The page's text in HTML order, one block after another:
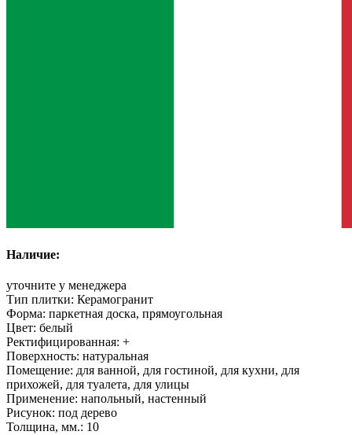
Наличие:
уточните у менеджера
Тип плитки: Керамогранит
Форма: паркетная доска, прямоугольная
Цвет: белый
Ректифицированная: +
Поверхность: натуральная
Помещение: для ванной, для гостиной, для кухни, для
прихожей, для туалета, для улицы
Применение: напольный, настенный
Рисунок: под дерево
Толщина, мм.: 10